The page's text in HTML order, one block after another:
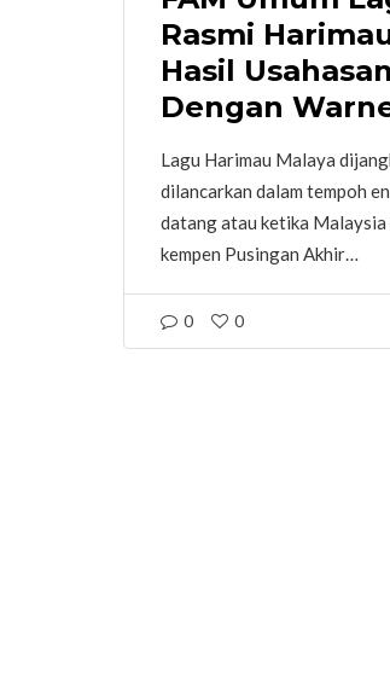
Rasmi
Hasil
Dengan
Lagu Harimau Malaya
dilancarkan dalam tempoh
datang atau ketika Malaysia
kempen Pusingan Akhir…
0 0